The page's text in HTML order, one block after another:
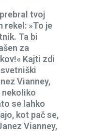
tvoj
rekel: »To je
Ta bi
za
Kajti zdi
Vianney,
se lahko
kot pač se,
Vianney,